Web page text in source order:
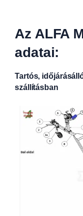
Az ALFA
adatai:
Tartós,
szállításban